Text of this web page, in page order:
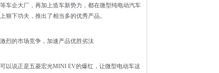
等车企大厂，再加上造车新势力，都在微型纯电动汽车
上狠下功夫，推出了相当多的优秀产品。
激烈的市场竞争，加速产品优胜劣汰
可以说正是五菱宏光MINI EV的爆红，让微型电动车这